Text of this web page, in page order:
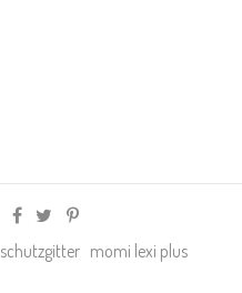
schutzgitter momi lexi plus